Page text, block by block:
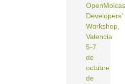
OpenMolcas
Developers’
Workshop,
Valencia
5-7
de
octubre
de